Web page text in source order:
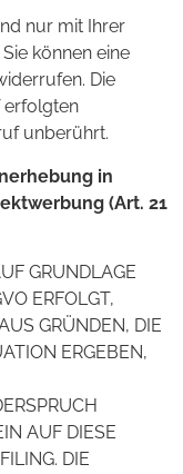
nur mit Ihrer
können eine
Die
erfolgten
unberührt.
in
(Art. 21
GRUNDLAGE
ERFOLGT,
GRÜNDEN, DIE
ERGEBEN,
AUF DIESE
DIE